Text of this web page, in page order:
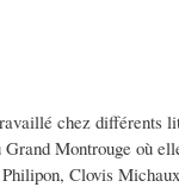
chez différents
Montrouge où
Clovis